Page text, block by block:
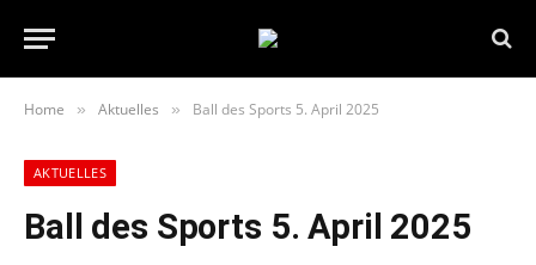
Home » Aktuelles » Ball des Sports 5. April 2025
AKTUELLES
Ball des Sports 5. April 2025